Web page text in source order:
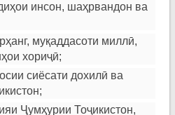
инсон, шаҳрвандон ва
муқаддасоти миллӣ,
хориҷӣ;
сиёсати дохилӣ ва
Ҷумҳурии Тоҷикистон,